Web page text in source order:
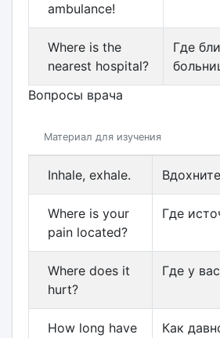
ambulance!
Where is the
nearest hospital?
Где
Вопросы врача
Материал для изучения
Inhale, exhale.
Where is your
pain located?
Где
Where does it
hurt?
Где у
How long have
Как